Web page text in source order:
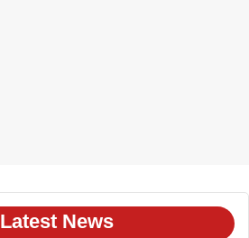
Latest News